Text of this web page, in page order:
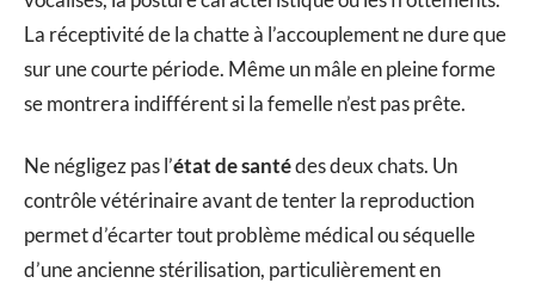
La réceptivité de la chatte à l’accouplement ne dure que
sur une courte période. Même un mâle en pleine forme
se montrera indifférent si la femelle n’est pas prête.
Ne négligez pas l’état de santédes deux chats. Un
contrôle vétérinaire avant de tenter la reproduction
permet d’écarter tout problème médical ou séquelle
d’une ancienne stérilisation, particulièrement en